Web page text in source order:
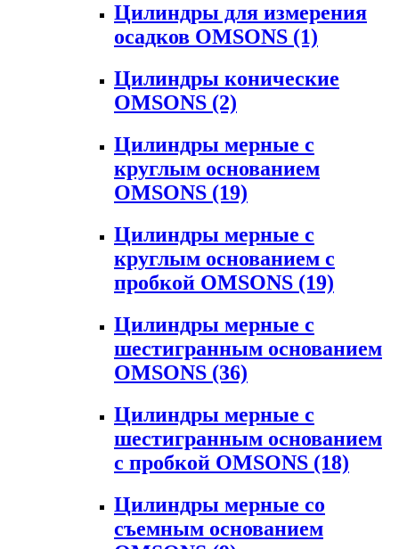
Цилиндры для измерения
осадков OMSONS (1)
Цилиндры конические
OMSONS (2)
Цилиндры мерные с
круглым основанием
OMSONS (19)
Цилиндры мерные с
круглым основанием с
пробкой OMSONS (19)
Цилиндры мерные с
шестигранным основанием
OMSONS (36)
Цилиндры мерные с
шестигранным основанием
с пробкой OMSONS (18)
Цилиндры мерные со
съемным основанием